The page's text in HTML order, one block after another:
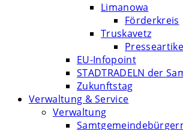
Limanowa
Förderkreis
Truskavetz
EU-Infopoint
STADTRADELN der
Zukunftstag
Verwaltung & Service
Verwaltung